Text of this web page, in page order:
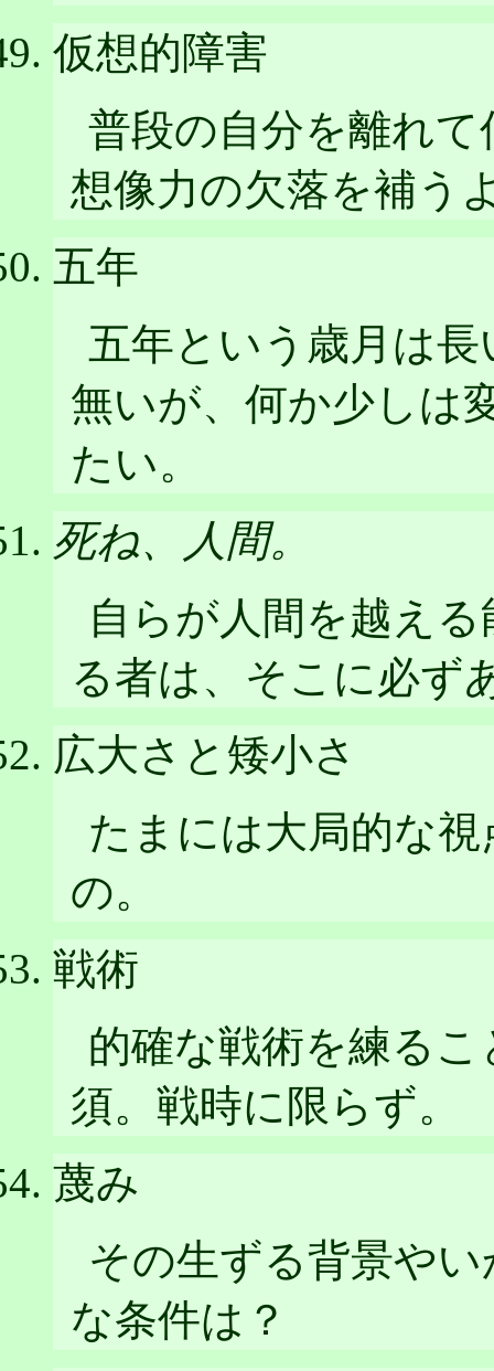
仮想的障害
普段の自分を離れ
想像力の欠落を補う
五年
五年という歳月は
無いが、何か少しは
たい。
死ね、人間。
自らが人間を越え
る者は、そこに必ず
広大さと矮小さ
たまには大局的な
の。
戦術
的確な戦術を練る
須。戦時に限らず。
蔑み
その生ずる背景や
な条件は？